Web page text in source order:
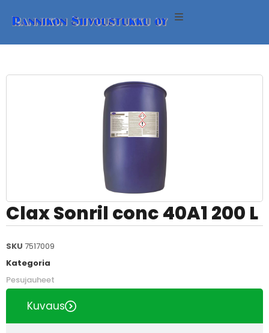
Clax Sonril conc 40A1 200 L
SKU 7517009
Kategoria
Pesujauheet
Kuvaus